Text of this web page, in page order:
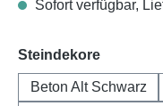
Sofort verfügbar,
Steindekore
Beton Alt Schwarz